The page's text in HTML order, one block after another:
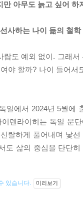
만 아무도 늙고 싶어 하
사하는 나이 듦의 철학
람도 예외 없이. 그래
여야 할까? 나이 들어
일에서 2024년 5월
덴라이히는 독일 문
랄하게 풀어내며 낯
도 삶의 중심을 단단
있습니다. 미리보기